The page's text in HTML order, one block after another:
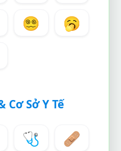
😵‍💫
🥱
Cơ Sở Y Tế
🩺
🩹